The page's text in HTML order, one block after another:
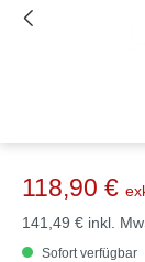
118,90 €
141,49 € inkl.
Sofort verfügbar